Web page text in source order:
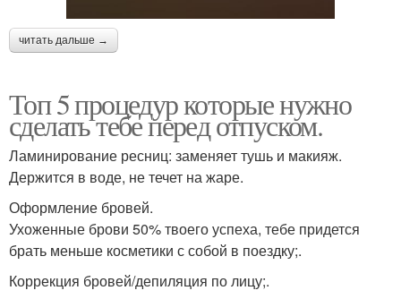
читать дальше →
Топ 5 процедур которые нужно
сделать тебе перед отпуском.
Ламинирование ресниц: заменяет тушь и макияж.
Держится в воде, не течет на жаре.
Оформление бровей.
Ухоженные брови 50% твоего успеха, тебе придется
брать меньше косметики с собой в поездку;.
Коррекция бровей/депиляция по лицу;.